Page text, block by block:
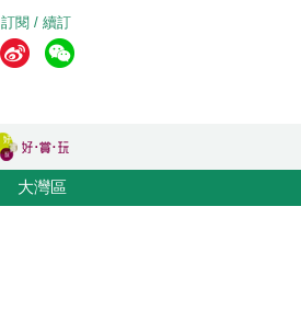
訂閱 / 續訂
大灣區